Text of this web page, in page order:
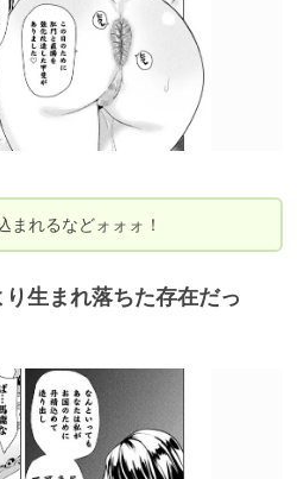
まれるなどォォォ！
生まれ落ちた存在だっ